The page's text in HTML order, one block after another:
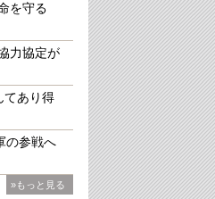
を守る
力協定が
てあり得
の参戦へ
»もっと見る